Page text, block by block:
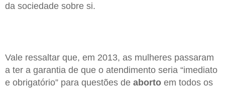
da sociedade sobre si.
Vale ressaltar que, em 2013, as mulheres passaram
a ter a garantia de que o atendimento seria “imediato
e obrigatório” para questões de aborto em todos os